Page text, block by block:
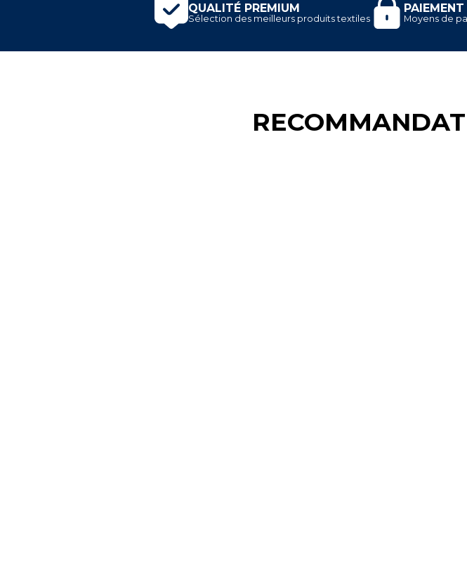
QUALITÉ PREMIUM
Sélection des meilleurs produits textiles
PAIEMENT
Moyens de